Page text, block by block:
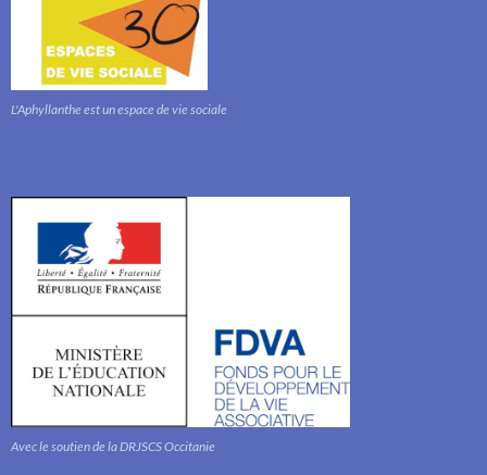
L'Aphyllanthe est un espace de vie sociale
Avec le soutien de la DRJSCS Occitanie